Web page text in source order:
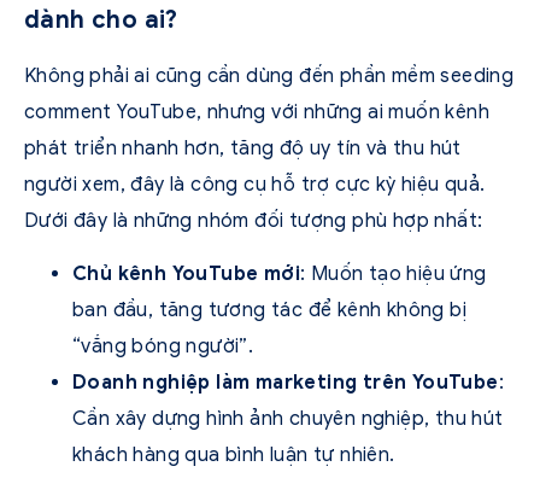
dành cho ai?
Không phải ai cũng cần dùng đến phần mềm seeding
comment YouTube, nhưng với những ai muốn kênh
phát triển nhanh hơn, tăng độ uy tín và thu hút
người xem, đây là công cụ hỗ trợ cực kỳ hiệu quả.
Dưới đây là những nhóm đối tượng phù hợp nhất:
Chủ kênh YouTube mới: Muốn tạo hiệu ứng
ban đầu, tăng tương tác để kênh không bị
“vắng bóng người”.
Doanh nghiệp làm marketing trên YouTube:
Cần xây dựng hình ảnh chuyên nghiệp, thu hút
khách hàng qua bình luận tự nhiên.